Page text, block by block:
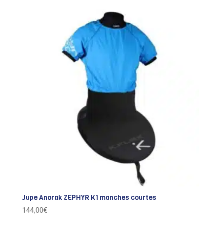
Jupe Anorak ZEPHYR K1 manches courtes
144,00€